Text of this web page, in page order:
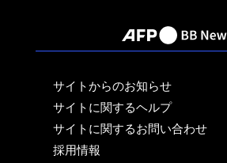
サイトからのお知らせ
サイトに関するヘルプ
サイトに関するお問い合わせ
採用情報